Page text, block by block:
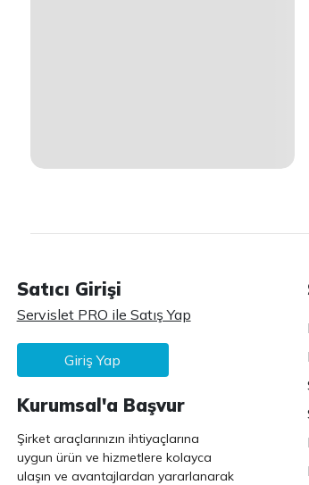
Satıcı Girişi
Servislet PRO ile Satış Yap
Giriş Yap
Kurumsal'a Başvur
Şirket araçlarınızın ihtiyaçlarına
uygun ürün ve hizmetlere kolayca
ulaşın ve avantajlardan yararlanarak